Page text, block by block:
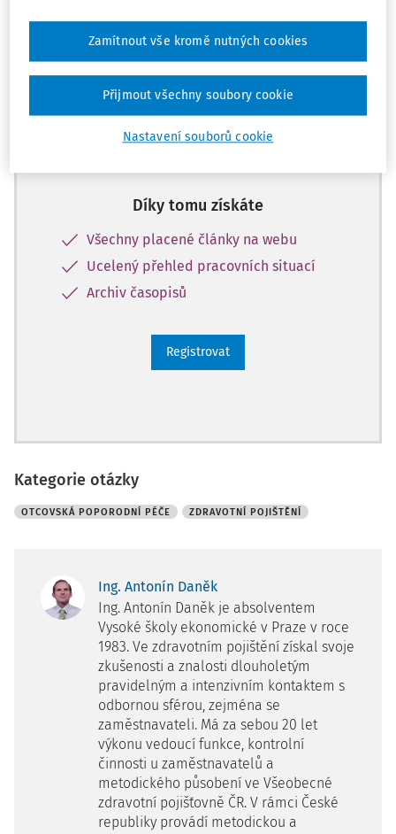
Zatím jste si přečetli jen začátek…
Zaregistrujte se a získejte
Díky tomu získáte
Všechny placené články na webu
Ucelený přehled pracovních situací
Archiv časopisů
Registrovat
Kategorie otázky
OTCOVSKÁ POPORODNÍ PÉČE ZDRAVOTNÍ POJIŠTĚNÍ
Ing. Antonín Daněk
Ing. Antonín Daněk je absolventem
Vysoké školy ekonomické v Praze v roce
1983. Ve zdravotním pojištění získal svoje
zkušenosti a znalosti dlouholetým
pravidelným a intenzivním kontaktem s
odbornou sférou, zejména se
zaměstnavateli. Má za sebou 20 let
výkonu vedoucí funkce, kontrolní
činnosti u zaměstnavatelů a
metodického působení ve Všeobecné
zdravotní pojišťovně ČR. V rámci České
republiky provádí metodickou a
Nastavení souborů cookie
Zamítnout vše kromě nutných cookies
Přijmout všechny soubory cookie